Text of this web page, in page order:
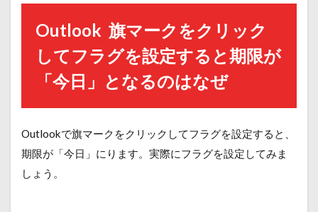
Outlook 旗マークをクリック
してフラグを設定すると期限が
「今日」となるのはなぜ
Outlookで旗マークをクリックしてフラグを設定すると、
期限が「今日」にります。実際にフラグを設定してみま
しょう。